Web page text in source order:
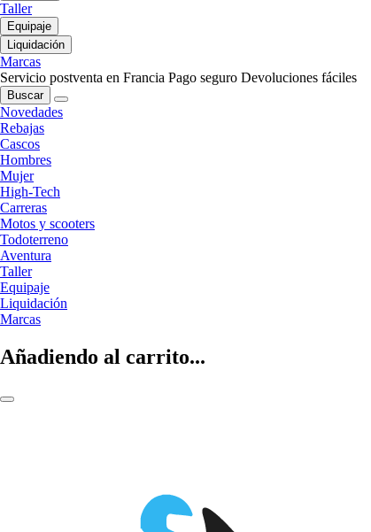
Taller
Equipaje
Liquidación
Marcas
Servicio postventa en Francia Pago seguro Devoluciones fáciles
Buscar
Novedades
Rebajas
Cascos
Hombres
Mujer
High-Tech
Carreras
Motos y scooters
Todoterreno
Aventura
Taller
Equipaje
Liquidación
Marcas
Añadiendo al carrito...